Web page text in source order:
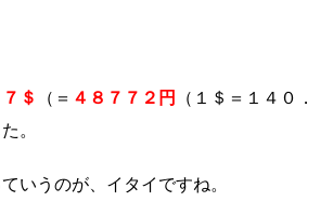
＄ （＝ ４８７７２円 （１＄＝１４０．
。
いうのが、イタイですね。